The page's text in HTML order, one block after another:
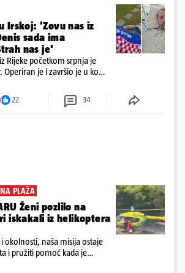
Irskoj: 'Zovu nas iz
sada ima
nas je'
Rijeke početkom srpnja je
je i završio je u komi.
vjeruju u oporavak: 'Imamo
22 34
PLAŽA
Ženi pozlilo na
iskakali iz helikoptera
okolnosti, naša misija ostaje
i pružiti pomoć kada je